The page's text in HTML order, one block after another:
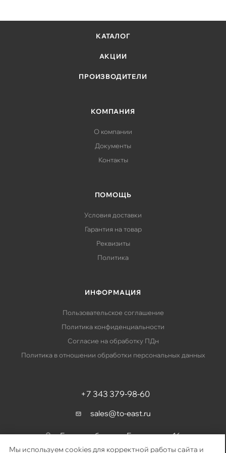
Мы используем cookies для корректной работы сайта и
и не потребует начальных расходов. Для получения
дополнительной информации о ClearOS перейдите
КАТАЛОГ
АКЦИИ
ПРОИЗВОДИТЕЛИ
КОМПАНИЯ
О компании
Документы
Контакты
ПОМОЩЬ
Условия доставки
Гарантия на товар
Реквизиты
Политика
ИНФОРМАЦИЯ
Пользовательское соглашение
Политика конфиденциальности
Согласие на обработку ПДн
Политика в отношении обработки персональных данных
+7 343 379-98-60
sales@to-east.ru
Екатеринбург, ул. Барвинка, д. 16